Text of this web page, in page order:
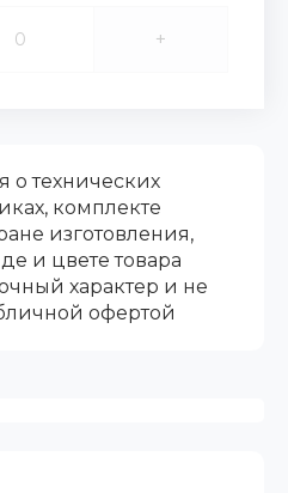
+
о технических
комплекте
изготовления,
и цвете товара
характер и не
офертой